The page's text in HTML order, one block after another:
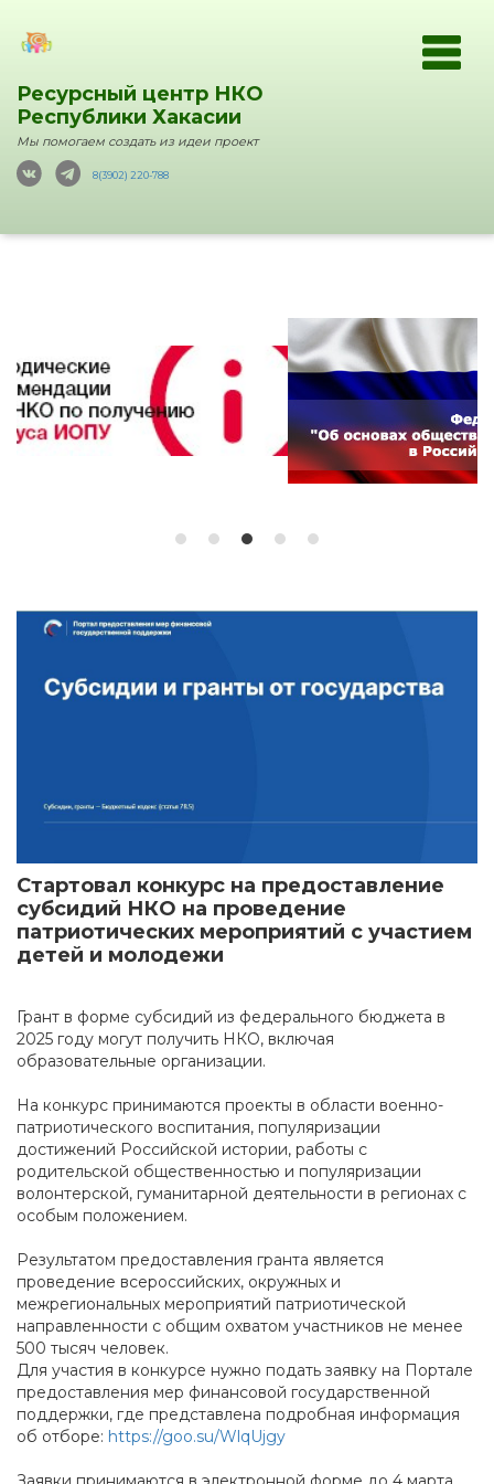
Ресурсный центр НКО
Республики Хакасии
Мы помогаем создать из идеи проект
8(3902) 220-788
Стартовал конкурс на предоставление
субсидий НКО на проведение
патриотических мероприятий с участием
детей и молодежи
Грант в форме субсидий из федерального бюджета в
2025 году могут получить НКО, включая
образовательные организации.
На конкурс принимаются проекты в области военно-
патриотического воспитания, популяризации
достижений Российской истории, работы с
родительской общественностью и популяризации
волонтерской, гуманитарной деятельности в регионах с
особым положением.
Результатом предоставления гранта является
проведение всероссийских, окружных и
межрегиональных мероприятий патриотической
направленности с общим охватом участников не менее
500 тысяч человек.
Для участия в конкурсе нужно подать заявку на Портале
предоставления мер финансовой государственной
поддержки, где представлена подробная информация
об отборе: https://goo.su/WlqUjgy